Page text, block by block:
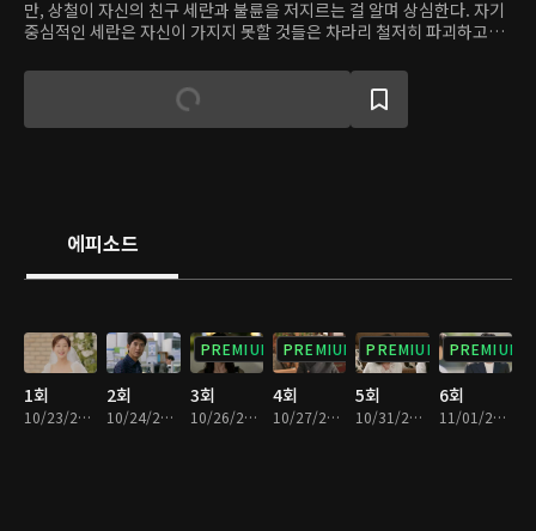
만, 상철이 자신의 친구 세란과 불륜을 저지르는 걸 알며 상심한다. 자기
중심적인 세란은 자신이 가지지 못할 것들은 차라리 철저히 파괴하고자
만, 그럴수록 자신의 약한 모습을 발견한다. 다정은 자신이 받은 상처를
되갚으려 하고, 오해에서 비롯된 복수는 또 다른 복수로 이어진다. 엇갈
린 선택으로 정반대의 길을 걷게 된 두 여자. 서로에게 칼날을 세운 복수
에피소드
1회
10/23/2023 • 30분
2회
10/24/2023 • 30분
PREMIUM
3회
10/26/2023 • 30분
PREMIUM
4회
10/27/2023 • 29분
PREMIUM
5회
10/31/2023 • 30분
PREMIUM
6회
11/01/2023 • 30분